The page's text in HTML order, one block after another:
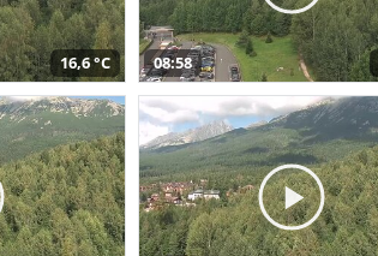
16,6 °C 08:58